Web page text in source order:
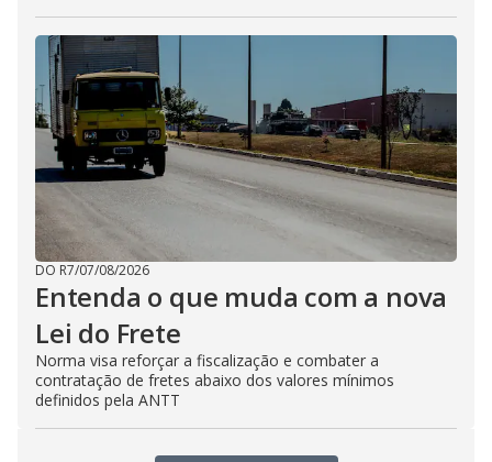
DO R7/07/08/2026
Entenda o que muda com a nova
Lei do Frete
Norma visa reforçar a fiscalização e combater a
contratação de fretes abaixo dos valores mínimos
definidos pela ANTT